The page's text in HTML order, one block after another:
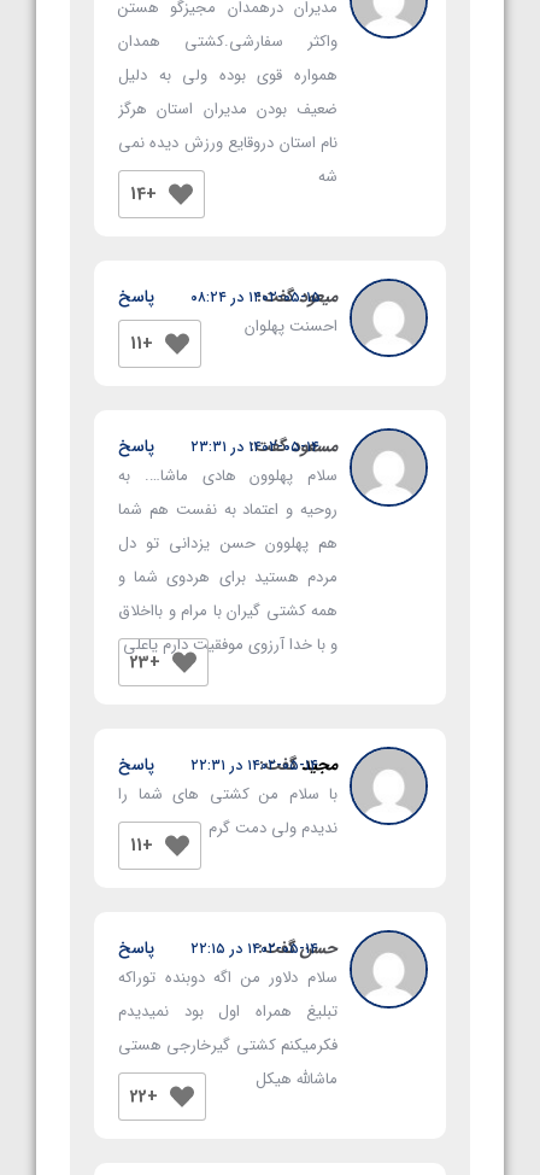
مدیران درهمدان مجیزگو هستن
واکثر سفارشی.کشتی همدان
همواره قوی بوده ولی به دلیل
ضعیف بودن مدیران استان هرگز
نام استان دروقایع ورزش دیده نمی
شه
+14
میعودگفت:
۱۴۰۲-۰۵-۱۵ در ۰۸:۲۴
احسنت پهلوان
+11
پاسخ
مسعودگفت:
۱۴۰۲-۰۵-۱۴ در ۲۳:۳۱
سلام پهلوون هادی ماشا…. به
روحیه و اعتماد به نفست هم شما
هم پهلوون حسن یزدانی تو دل
مردم هستید برای هردوی شما و
همه کشتی گیران با مرام و بااخلاق
و با خدا آرزوی موفقیت دارم یاعلی
+23
پاسخ
مجیدگفت:
۱۴۰۲-۰۵-۱۴ در ۲۲:۳۱
با سلام من کشتی های شما را
ندیدم ولی دمت گرم
+11
پاسخ
حسنگفت:
۱۴۰۲-۰۵-۱۴ در ۲۲:۱۵
سلام دلاور من اگه دوبنده توراکه
تبلیغ همراه اول بود نمیدیدم
فکرمیکنم کشتی گیرخارجی هستی
ماشالله هیکل
+22
پاسخ